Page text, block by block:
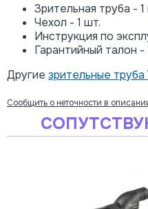
Зрительная труба - 1
Чехол - 1 шт.
Инструкция по
Гарантийный талон -
Другие зрительные труба
Сообщить о неточности в